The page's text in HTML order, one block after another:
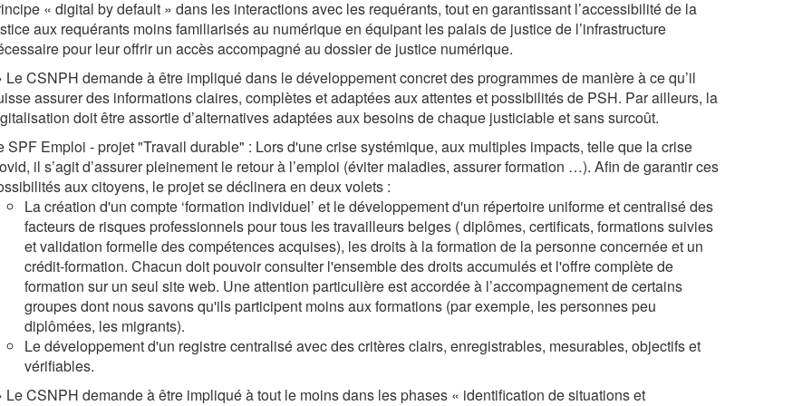
« digital by default » dans les interactions avec les requérants, tout en garantissant l’accessibilité de la
aux requérants moins familiarisés au numérique en équipant les palais de justice de l’infrastructure
pour leur offrir un accès accompagné au dossier de justice numérique.
CSNPH demande à être impliqué dans le développement concret des programmes de manière à ce qu’il
assurer des informations claires, complètes et adaptées aux attentes et possibilités de PSH. Par ailleurs, la
doit être assortie d’alternatives adaptées aux besoins de chaque justiciable et sans surcoût.
SPF Emploi - projet "Travail durable" : Lors d'une crise systémique, aux multiples impacts, telle que la crise
il s’agit d’assurer pleinement le retour à l’emploi (éviter maladies, assurer formation …). Afin de garantir ces
aux citoyens, le projet se déclinera en deux volets :
La création d'un compte ‘formation individuel’ et le développement d'un répertoire uniforme et centralisé des
facteurs de risques professionnels pour tous les travailleurs belges ( diplômes, certificats, formations suivies
et validation formelle des compétences acquises), les droits à la formation de la personne concernée et un
crédit-formation. Chacun doit pouvoir consulter l'ensemble des droits accumulés et l'offre complète de
formation sur un seul site web. Une attention particulière est accordée à l’accompagnement de certains
groupes dont nous savons qu'ils participent moins aux formations (par exemple, les personnes peu
diplômées, les migrants).
Le développement d'un registre centralisé avec des critères clairs, enregistrables, mesurables, objectifs et
vérifiables.
CSNPH demande à être impliqué à tout le moins dans les phases « identification de situations et